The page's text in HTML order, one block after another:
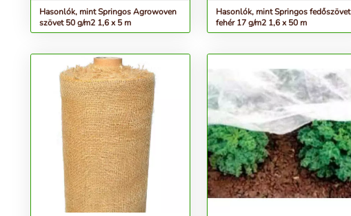
Hasonlók, mint Springos Agrowoven
szövet 50 g/m2 1,6 x 5 m
Hasonlók, mint Springos fedőszövet
fehér 17 g/m2 1,6 x 50 m